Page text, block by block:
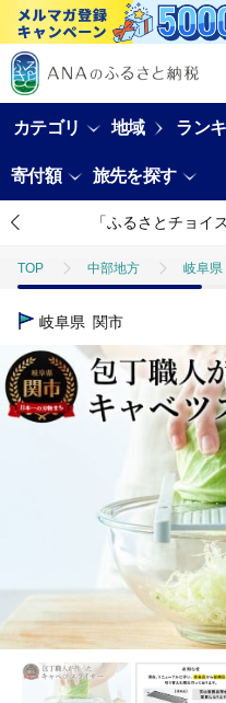
カテゴリ 地域 ラン
寄付額 旅先を探す
「ふるさとチョイ
TOP 中部地方 岐阜県
TOP
TOP 日用品・雑貨 キ
岐阜県 関市